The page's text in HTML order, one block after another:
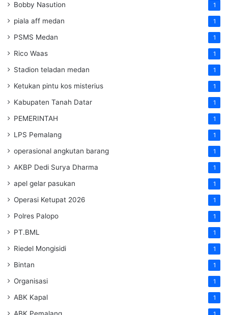
Bobby Nasution 1
piala aff medan 1
PSMS Medan 1
Rico Waas 1
Stadion teladan medan 1
Ketukan pintu kos misterius 1
Kabupaten Tanah Datar 1
PEMERINTAH 1
LPS Pemalang 1
operasional angkutan barang 1
AKBP Dedi Surya Dharma 1
apel gelar pasukan 1
Operasi Ketupat 2026 1
Polres Palopo 1
PT.BML 1
Riedel Mongisidi 1
Bintan 1
Organisasi 1
ABK Kapal 1